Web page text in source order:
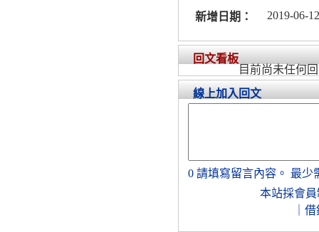
新增日期： 2019-06-
回文看板
目前尚未任何
線上加入回文
0 請填寫留言內容。 最少
本站採會員
借